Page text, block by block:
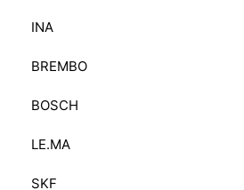
INA
BREMBO
BOSCH
LE.MA
SKF